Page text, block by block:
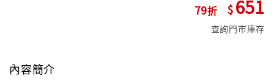
79 651
查詢門市庫存
內容簡介